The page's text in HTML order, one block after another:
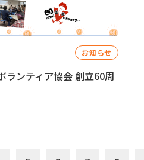
お知らせ
ランティア協会 創立60周